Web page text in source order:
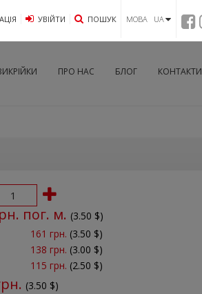
УВIЙТИ ПОШУК МОВА UA
ПРО НАС БЛОГ КОНТАКТИ
пог. м. (3.50 $)
161 грн. (3.50 $)
138 грн. (3.00 $)
115 грн. (2.50 $)
(3.50 $)